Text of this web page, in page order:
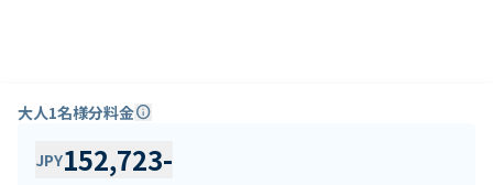
大人1名様分料金info
JPY152,723-